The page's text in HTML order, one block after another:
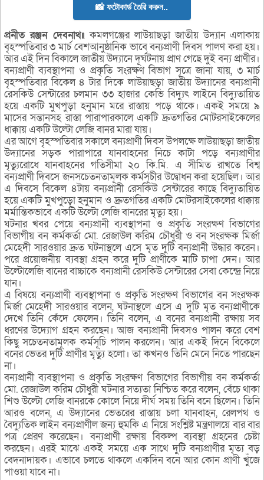
📸 ফটোকার্ড তৈরি করুন..
প্রনীত রঞ্জন দেবনাথ॥ কমলগঞ্জের লাউয়াছড়া জাতীয় উদ্যান এলাকায়
বৃহস্পতিবার ৩ মার্চ বেশআনুষ্ঠানিক ভাবে বন্যপ্রাণী দিবস পালণ করা হয়।
আর এই দিন বিকালে জাতীয় উদ্যানে দূর্ঘটনায় প্রাণ গেছে দুই বন্য প্রাণীর।
বন্যপ্রাণী ব্যবস্থাপনা ও প্রকৃতি সংরক্ষণ বিভাগ সূত্রে জানা যায়, ৩ মার্চ
বৃহস্পতিবার বিকেল ৪ টার দিকে লাউয়াছড়া জাতীয় উদ্যানের বন্যপ্রানী
রেসকিউ সেন্টারের চলমান ৩৩ হাজার কেভি বিদ্যুৎ লাইনে বিদ্যুতায়িত
হয়ে একটি মুখপুড়া হনুমান মরে রাস্তায় পড়ে থাকে। একই সময়ে ৯
মাসের সন্তানসহ রাস্তা পারাপারকালে একটি দ্রুতগতির মোটরসাইকেলের
ধাক্কায় একটি উল্টো লেজি বানর মারা যায়।
এর আগে বৃহস্পতিবার সকালে বন্যপ্রাণী দিবস উপলক্ষে লাউয়াছড়া জাতীয়
উদ্যানের সড়ক পারাপারে যানবাহনের নিচে কাটা পড়ে বন্যপ্রাণীর
মৃত্যুরোধে যানবাহনের গতিসীমা ২০ কি.মি. এ সীমিত রাখতে বিশ্ব
বন্যপ্রাণী দিবসে জনসচেতনতামূলক কর্মসূচীর উদ্বোধন করা হয়েছিল। আর
এ দিবসে বিকেল ৪টায় বন্যপ্রানী রেসকিউ সেন্টারের কাছে বিদ্যুতায়িত
হয়ে একটি মুখপুড়ো হনুমান ও দ্রুতগতির একটি মোটরসাইকেলের ধাক্কায়
মর্মান্তিকভাবে একটি উল্টো লেজি বানরের মৃত্যু হয়।
ঘটনার খবর পেয়ে বন্যপ্রানী ব্যবস্থাপনা ও প্রকৃতি সংরক্ষণ বিভাগের
বিভাগীয় বন কর্মকর্তা মো. রেজাউল করিম চৌধুরী ও বন সংরক্ষক মির্জা
মেহেদী সারওয়ার দ্রুত ঘটনাস্থলে এসে মৃত দুটি বন্যপ্রানী উদ্ধার করেন।
পরে প্রয়োজনীয় ব্যবস্থা গ্রহন করে দুটি প্রাণীকে মাটি চাপা দেন। আর
উল্টোলেজি বানের বাচ্চাকে বন্যপ্রানী রেসকিউ সেন্টারের সেবা কেন্দ্রে নিয়ে
যান।
এ বিষয়ে বন্যপ্রাণী ব্যবস্থাপনা ও প্রকৃতি সংরক্ষণ বিভাগের বন সংরক্ষক
মির্জা মেহেদী সারওয়ার বলেন, ঘটনাস্থলে এসে এ দুটি মৃত বন্যপ্রাণীকে
দেখে তিনি কেঁদে ফেলেন। তিনি বলেন, এ বনের বন্যপ্রানী রক্ষায় সব
ধরণের উদ্যোগ গ্রহন করছেন। আজ বন্যপ্রানী দিবসও পালন করে বেশ
কিছু সচেতনতামূলক কর্মসূচি পালন করলেন। আর একই দিনে বিকেলে
বনের ভেতর দুটি প্রাণীর মৃত্যু হলো। তা কখনও তিনি মেনে নিতে পারছেন
না।
বন্যপ্রানী ব্যবস্থাপনা ও প্রকৃতি সংরক্ষণ বিভাগের বিভাগীয় বন কর্মকর্তা
মো. রেজাউল করিম চৌধুরী ঘটনার সত্যতা নিশ্চিত করে বলেন, বেঁচে থাকা
শিশু উল্টো লেজি বানরকে কোলে নিয়ে দীর্ঘ সময় তিনি বনে ছিলেন। তিনি
আরও বলেন, এ উদ্যানের ভেতরের রাস্তায় চলা যানবাহন, রেলপথ ও
বৈদ্যুতিক লাইন বন্যপ্রাণীল জন্য হুমকি এ নিয়ে সংশ্লিষ্ট মন্ত্রণালয়ে বার বার
পত্র প্রেরণ করেছেন। বন্যপ্রাণী রক্ষায় বিকল্প ব্যবস্থা গ্রহনের চেষ্টা
করছেন। এরই মাঝে একই সময়ে এক সাথে দুটি বন্যপ্রাণীর মৃত্য বড়
বেদনাদায়ক। এভাবে চলতে থাকলে একদিন বনে আর কোন প্রাণী খুঁজে
পাওয়া যাবে না।